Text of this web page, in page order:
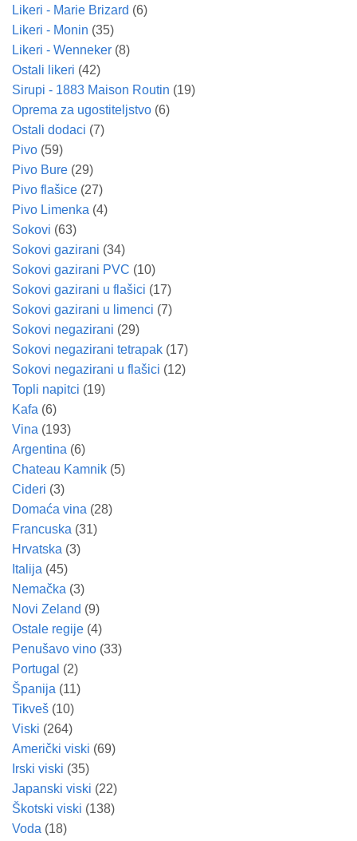
Likeri - Marie Brizard (6)
Likeri - Monin (35)
Likeri - Wenneker (8)
Ostali likeri (42)
Sirupi - 1883 Maison Routin (19)
Oprema za ugostiteljstvo (6)
Ostali dodaci (7)
Pivo (59)
Pivo Bure (29)
Pivo flašice (27)
Pivo Limenka (4)
Sokovi (63)
Sokovi gazirani (34)
Sokovi gazirani PVC (10)
Sokovi gazirani u flašici (17)
Sokovi gazirani u limenci (7)
Sokovi negazirani (29)
Sokovi negazirani tetrapak (17)
Sokovi negazirani u flašici (12)
Topli napitci (19)
Kafa (6)
Vina (193)
Argentina (6)
Chateau Kamnik (5)
Cideri (3)
Domaća vina (28)
Francuska (31)
Hrvatska (3)
Italija (45)
Nemačka (3)
Novi Zeland (9)
Ostale regije (4)
Penušavo vino (33)
Portugal (2)
Španija (11)
Tikveš (10)
Viski (264)
Američki viski (69)
Irski viski (35)
Japanski viski (22)
Škotski viski (138)
Voda (18)